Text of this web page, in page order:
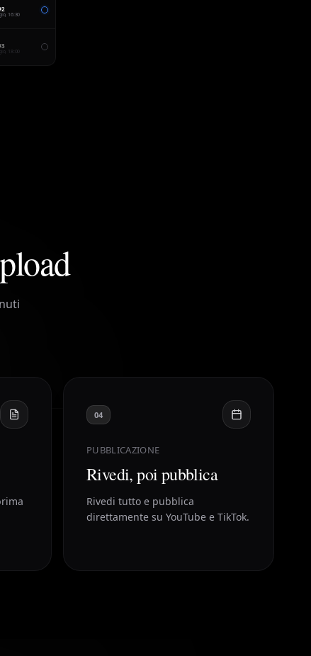
16:30
18:00
04
PUBBLICAZIONE
Rivedi, poi pubblica
Rivedi tutto e pubblica
direttamente su YouTube e TikTok.